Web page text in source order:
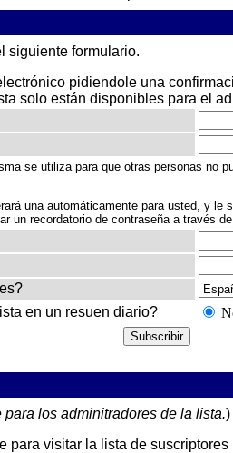
siguiente formulario.
pidiendole una
solo están disponibles para el
se utiliza para que otras personas no
una automáticamente para usted, y
un recordatorio de contraseña a través
en un resuen diario?
los adminitradores de la lista.)
para visitar la lista de suscriptores